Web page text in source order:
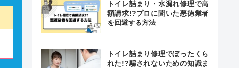
トイレ詰まり・水漏れ修理で高
額請求!?プロに聞いた悪徳業者
を回避する方法
トイレ詰まり修理でぼったくら
れた!?騙されないための知識ま